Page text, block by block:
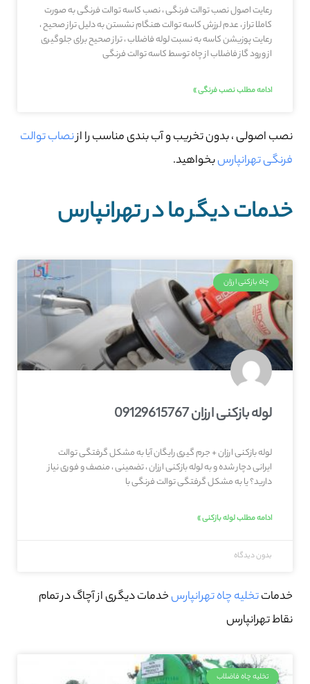
رعایت اصول نصب توالت فرنگی ، نصب کاسه توالت فرنگی به صورت
کاملا تراز ، عدم لرزش کاسه توالت هنگام نشستن به دلیل تراز صحیح ،
رعایت پوزیشن کاسه به نسبت لوله فاضلاب ، تراز صحیح برای جلوگیری
از ورود گاز فاضلاب از چاه توسط کاسه توالت فرنگی
ادامه مطلب نصب فرنگی »
نصب اصولی ، بدون تخریب و آب بندی مناسب را ازنصاب توالت
فرنگی تهرانپارسبخواهید.
خدمات دیگر ما در تهرانپارس
چاه بازکنی ارزان
لوله بازکنی ارزان 09129615767
لوله بازکنی ارزان + جرم گیری رایگان آیا به مشکل گرفتگی توالت
ایرانی دچار شده و به لوله بازکنی ارزان ، تضمینی ، منصف و فوری نیاز
دارید؟ یا به مشکل گرفتگی توالت فرنگی با
ادامه مطلب لوله بازکنی »
بدون دیدگاه
خدماتتخلیه چاه تهرانپارسخدمات دیگری از آچاگ در تمام
نقاط تهرانپارس
تخلیه چاه فاضلاب